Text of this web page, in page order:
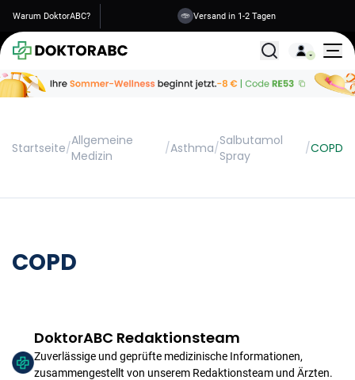
Warum DoktorABC? Versand in 1-2 Tagen
Alle
Startseite/Allgemeine
Medizin
/Asthma/Salbutamol
Spray
/COPD
COPD
DoktorABC Redaktionsteam
Zuverlässige und geprüfte medizinische Informationen,
zusammengestellt von unserem Redaktionsteam und Ärzten.